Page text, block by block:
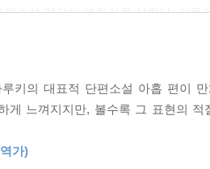
을 맞은 주인공은 여느 때처럼 이
통으로 병원에 실려가고, 주인공에
를 가져가 사장을 처음으로 만난다.
소설 각각의 분위기를 살렸다. 작품
루키 번역가들의 총집합
늘 베테랑 번역가의 손을 거쳐 국
명이 작업했다. 번역가로서의 공력과
루키의 대표적 단편소설 아홉 편이
게 느껴지지만, 볼수록 그 표현의
가)